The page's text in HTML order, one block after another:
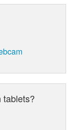
tablets?